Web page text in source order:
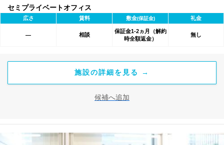
セミプライベートオフィス
広さ 賃料 敷金(保証金) 礼金
― 相談
保証金1-2ヵ月（解約
時全額返金）
無し
施設の詳細を見る →
候補へ追加